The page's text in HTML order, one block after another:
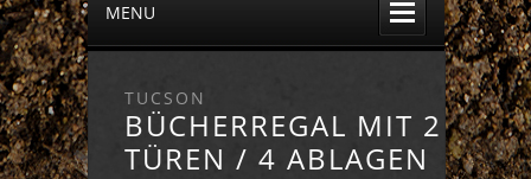
MENU
TUCSON
BÜCHERREGAL MIT 2
TÜREN / 4 ABLAGEN